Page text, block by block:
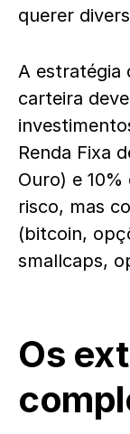
querer
A estratégia
carteira
Renda Fixa
Ouro) e
risco, mas
(bitcoin,
smallcaps,
Os